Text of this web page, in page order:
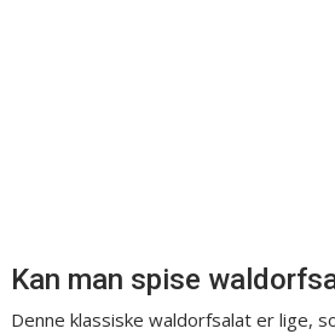
Kan man spise
Denne klassiske waldorfsalat er lige,